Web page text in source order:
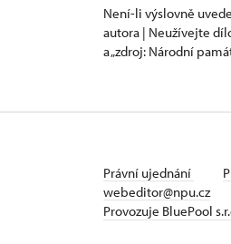
Není-li výslovně
autora | Neužívejte
a „zdroj: Národní
Právní ujednání
webeditor@npu.cz
Provozuje BluePool